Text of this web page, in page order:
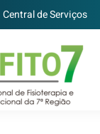
Central de Serviços